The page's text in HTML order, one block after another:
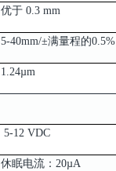
优于 0.3 mm
5-40mm/±满量程的0.5%
1.24µm
5-12 VDC
休眠电流：20µA